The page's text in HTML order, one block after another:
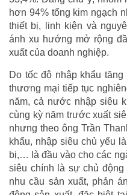
hơn 94% tổng kim ngạch
thiết bị, linh kiện và
ánh xu hướng mở rộng
xuất của doanh nghiệp.
Do tốc độ nhập khẩu
thương mại tiếp tục
năm, cả nước nhập siêu
cùng kỳ năm trước xuất
nhưng theo ông Trần
khẩu, nhập siêu chủ yếu
bị,… là đầu vào cho các
siêu chính là sự chủ
nhu cầu sản xuất, phản